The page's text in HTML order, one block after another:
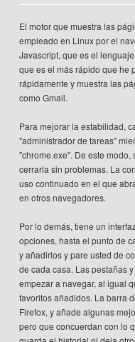
del usuario
El motor que muestra las
empleado en Linux por el
Javascript, que es el
que es el más rápido que he
rápidamente y muestra las
como Gmail.
Para mejorar la estabilidad,
"administrador de tareas"
"chrome.exe". De este
cerrarla sin problemas. La
uso continuado en el que
en otros navegadores.
Por lo demás, tiene un
opciones, hasta el punto de
y añadirlos y pare usted de
de cada casa. Las pestañas
empezar a navegar, al igual
favoritos añadidos. La barra
Firefox, y añade algunas
pero que concuerdan con lo